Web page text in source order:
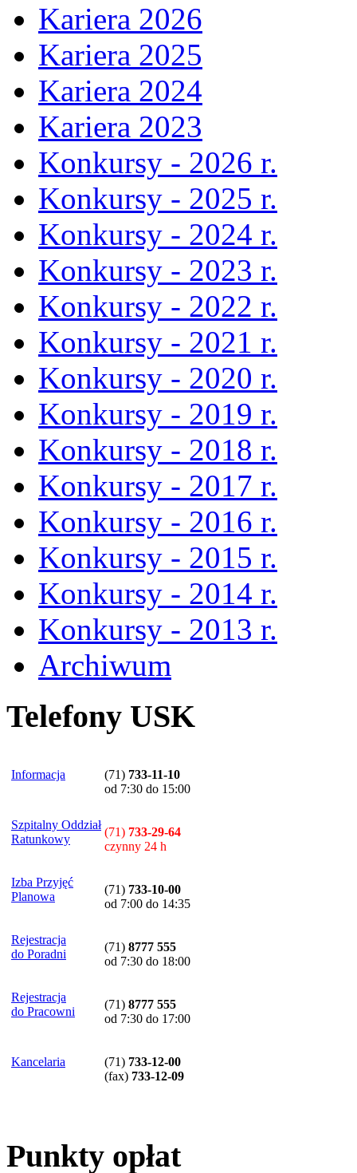
Kariera 2026
Kariera 2025
Kariera 2024
Kariera 2023
Konkursy - 2026 r.
Konkursy - 2025 r.
Konkursy - 2024 r.
Konkursy - 2023 r.
Konkursy - 2022 r.
Konkursy - 2021 r.
Konkursy - 2020 r.
Konkursy - 2019 r.
Konkursy - 2018 r.
Konkursy - 2017 r.
Konkursy - 2016 r.
Konkursy - 2015 r.
Konkursy - 2014 r.
Konkursy - 2013 r.
Archiwum
Telefony USK
Informacja (71) 733-11-10
od 7:30 do 15:00
Szpitalny Oddział
Ratunkowy
(71) 733-29-64
czynny 24 h
Izba Przyjęć
Planowa
(71) 733-10-00
od 7:00 do 14:35
Rejestracja
do Poradni
(71) 8777 555
od 7:30 do 18:00
Rejestracja
do Pracowni
(71) 8777 555
od 7:30 do 17:00
Kancelaria (71) 733-12-00
(fax) 733-12-09
Punkty opłat